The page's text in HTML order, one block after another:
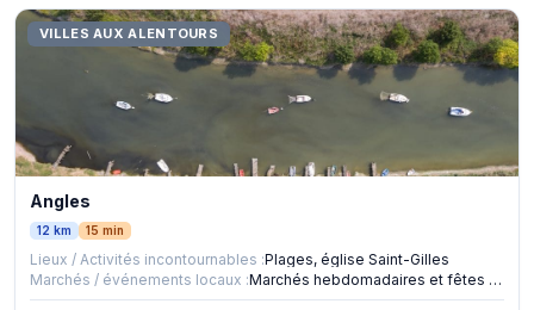
VILLES AUX ALENTOURS
Angles
12 km 15 min
Lieux / Activités incontournables :Plages, église Saint-Gilles
Marchés / événements locaux :
Marchés hebdomadaires et fêtes locales.